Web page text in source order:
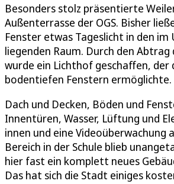
Besonders stolz präsentierte
Außenterrasse der OGS. Bisher
Fenster etwas Tageslicht in den im
liegenden Raum. Durch den Abtrag
wurde ein Lichthof geschaffen, der
bodentiefen Fenstern ermöglichte.
Dach und Decken, Böden und
Innentüren, Wasser, Lüftung und
innen und eine Videoüberwachung
Bereich in der Schule blieb
hier fast ein komplett neues
Das hat sich die Stadt einiges